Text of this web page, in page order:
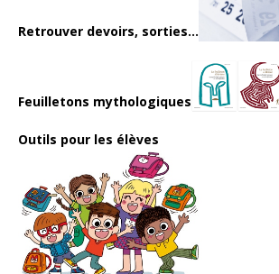
Retrouver devoirs, sorties...
Feuilletons mythologiques
Outils pour les élèves